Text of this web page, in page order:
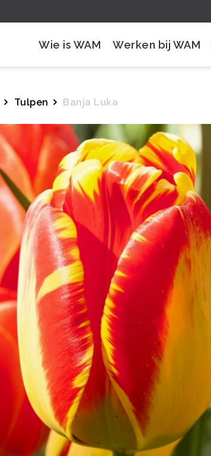
Wie is WAM Werken bij WAM
Tulpen Banja Luka